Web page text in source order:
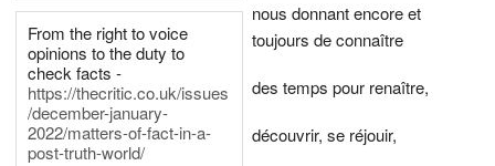
From the right to voice
opinions to the duty to
check facts -
https://thecritic.co.uk/issues
/december-january-
2022/matters-of-fact-in-a-
post-truth-world/
nous donnant encore et
toujours de connaître
des temps pour renaître,
découvrir, se réjouir,